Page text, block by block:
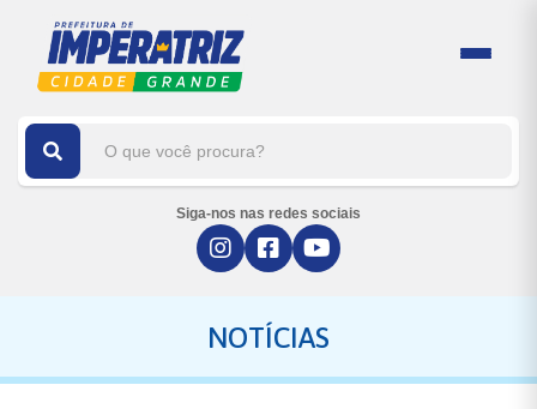
Siga-nos nas redes sociais
NOTÍCIAS